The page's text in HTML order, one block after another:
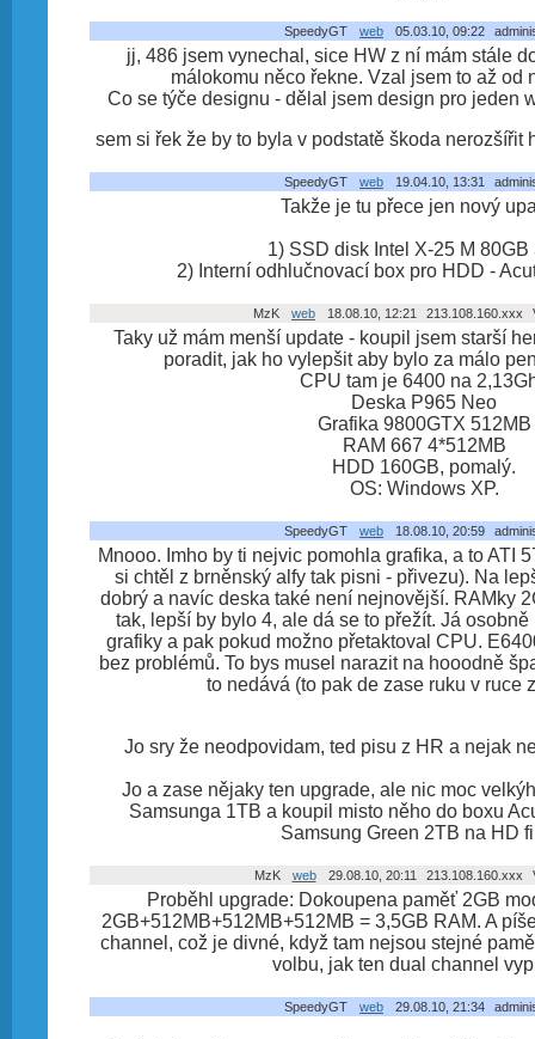
SpeedyGT web 05.03.10, 09:22
jj, 486 jsem vynechal, sice HW z ní mám stále
málokomu něco řekne. Vzal jsem to až od
Co se týče designu - dělal jsem design pro jeden
sem si řek že by to byla v podstatě škoda nerozšířit
SpeedyGT web 19.04.10, 13:31
Takže je tu přece jen nový
1) SSD disk Intel X-25 M 80GB
2) Interní odhlučnovací box pro HDD -
MzK web 18.08.10, 12:21 213.108.160.xxx
Taky už mám menší update - koupil jsem starší
poradit, jak ho vylepšit aby bylo za málo
CPU tam je 6400 na
Deska P965 Neo
Grafika 9800GTX 512MB
RAM 667 4*512MB
HDD 160GB, pomalý.
OS: Windows XP.
SpeedyGT web 18.08.10, 20:59
Mnooo. Imho by ti nejvic pomohla grafika, a to ATI
si chtěl z brněnský alfy tak pisni - přivezu). Na
dobrý a navíc deska také není nejnovější. RAMky
tak, lepší by bylo 4, ale dá se to přežít. Já
grafiky a pak pokud možno přetaktoval CPU.
bez problémů. To bys musel narazit na hooodně
to nedává (to pak de zase ruku v ruce
Jo sry že neodpovidam, ted pisu z HR a nejak
Jo a zase nějaky ten upgrade, ale nic moc
Samsunga 1TB a koupil misto něho do boxu
Samsung Green 2TB na HD
MzK web 29.08.10, 20:11 213.108.160.xxx
Proběhl upgrade: Dokoupena paměť 2GB
2GB+512MB+512MB+512MB = 3,5GB RAM. A
channel, což je divné, když tam nejsou stejné
volbu, jak ten dual channel
SpeedyGT web 29.08.10, 21:34